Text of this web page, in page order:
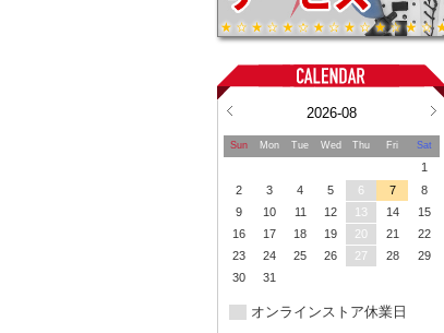
2026-08
Sun Mon Tue Wed Thu Fri Sat
1
2
3 4 5 6 7
8
9
10 11 12 13 14
15
16
17 18 19 20 21
22
23
24 25 26 27 28
29
30
31
オンラインストア休業日